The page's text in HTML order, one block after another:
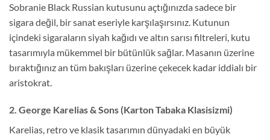
Sobranie Black Russian kutusunu açtığınızda sadece bir
sigara değil, bir sanat eseriyle karşılaşırsınız. Kutunun
içindeki sigaraların siyah kağıdı ve altın sarısı filtreleri, kutu
tasarımıyla mükemmel bir bütünlük sağlar. Masanın üzerine
bıraktığınız an tüm bakışları üzerine çekecek kadar iddialı bir
aristokrat.
2. George Karelias & Sons (Karton Tabaka Klasisizmi)
Karelias, retro ve klasik tasarımın dünyadaki en büyük